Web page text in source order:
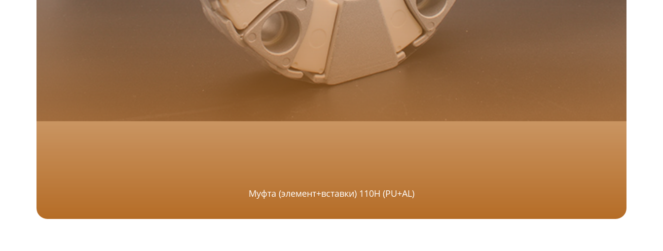
Муфта (элемент+вставки) 110H (PU+AL)